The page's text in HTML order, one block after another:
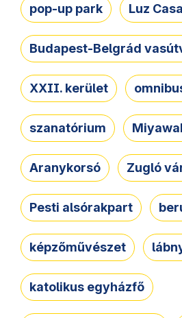
pop-up park Luz
Budapest-Belgrád
XXII. kerület
szanatórium
Aranykorsó Zugló
Pesti alsórakpart
képzőművészet
katolikus egyházfő